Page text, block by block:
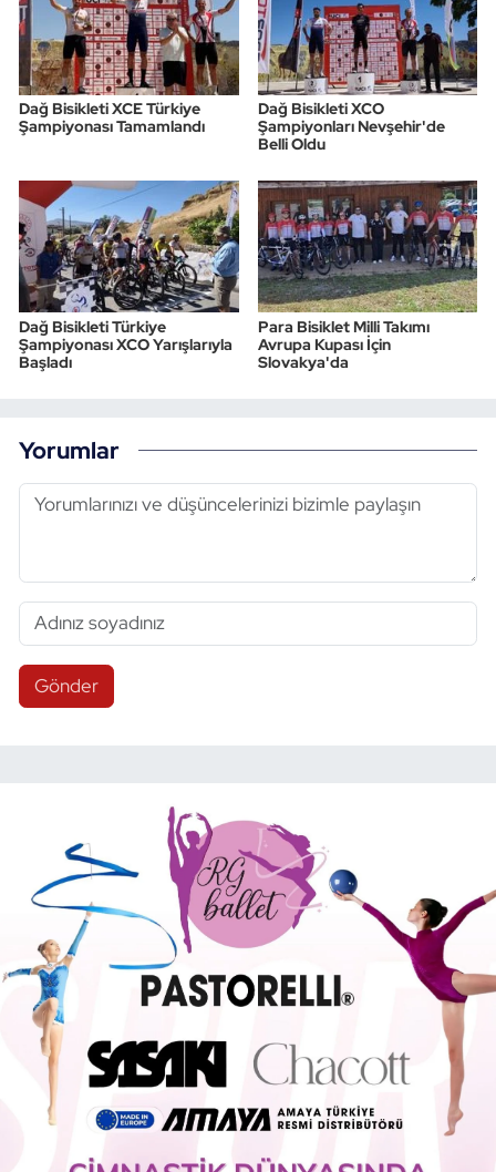
Dağ Bisikleti XCE Türkiye
Şampiyonası Tamamlandı
Dağ Bisikleti XCO
Şampiyonları Nevşehir'de
Belli Oldu
Dağ Bisikleti Türkiye
Şampiyonası XCO Yarışlarıyla
Başladı
Para Bisiklet Milli Takımı
Avrupa Kupası İçin
Slovakya'da
Yorumlar
Gönder